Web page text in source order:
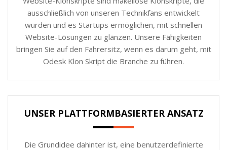
ausschließlich von unseren Technikfans entwickelt
wurden und es Startups ermöglichen, mit schnellen
Website-Lösungen zu glänzen. Unsere Fähigkeiten
bringen Sie auf den Fahrersitz, wenn es darum geht, mit
Odesk Klon Skript die Branche zu führen.
UNSER PLATTFORMBASIERTER ANSATZ
Die Grundidee dahinter ist, eine benutzerdefinierte